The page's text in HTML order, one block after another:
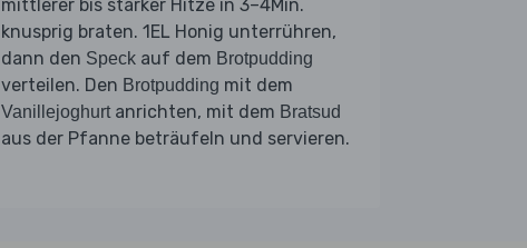
mittlerer bis starker Hitze in 3–4Min.
knusprig braten. 1EL Honig unterrühren,
dann den Speck auf dem Brotpudding
verteilen. Den Brotpudding mit dem
Vanillejoghurt anrichten, mit dem Bratsud
aus der Pfanne beträufeln und servieren.